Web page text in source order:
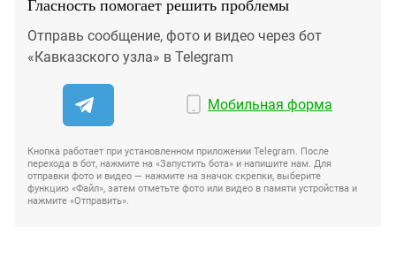
Гласность помогает решить проблемы
Отправь сообщение, фото и видео через бот
«Кавказского узла» в Telegram
Мобильная форма
Кнопка работает при установленном приложении Telegram. После
перехода в бот, нажмите на «Запустить бота» и напишите нам. Для
отправки фото и видео — нажмите на значок скрепки, выберите
функцию «Файл», затем отметьте фото или видео в памяти устройства и
нажмите «Отправить».